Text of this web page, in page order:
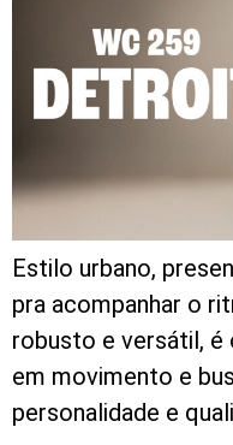
Estilo urbano,
pra acompanhar o
robusto e versátil, é
em movimento e
personalidade e